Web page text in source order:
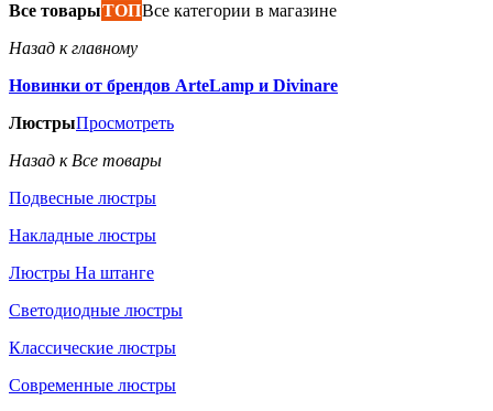
Все товарыТОПВсе категории в магазине
Назад к главному
Новинки от брендов ArteLamp и Divinare
ЛюстрыПросмотреть
Назад к Все товары
Подвесные люстры
Накладные люстры
Люстры На штанге
Светодиодные люстры
Классические люстры
Современные люстры